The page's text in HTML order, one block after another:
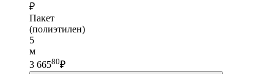
₽
Пакет
(полиэтилен)
5
м
3 66580₽